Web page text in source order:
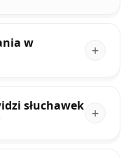
w
słuchawek